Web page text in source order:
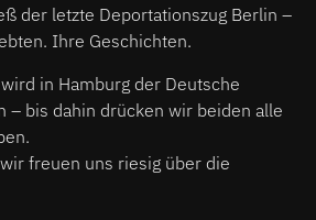
der letzte Deportationszug Berlin –
Ihre Geschichten.
wird in Hamburg der Deutsche
– bis dahin drücken wir beiden alle
wir freuen uns riesig über die